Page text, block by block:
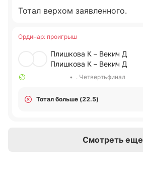
Тотал верхом заявленного.
Ординар: проигрыш
Плишкова К – Векич Д
Плишкова К – Векич Д
• . Четвертьфинал
Тотал больше (22.5)
Смотреть еще